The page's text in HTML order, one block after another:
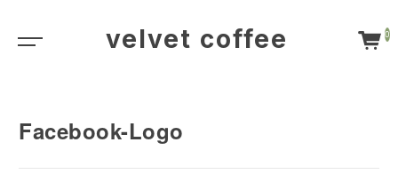
velvet coffee 0
Facebook-Logo